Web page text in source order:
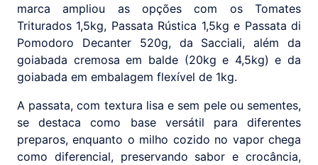
marca ampliou as opções com os Tomates
Triturados 1,5kg, Passata Rústica 1,5kg e Passata di
Pomodoro Decanter 520g, da Sacciali, além da
goiabada cremosa em balde (20kg e 4,5kg) e da
goiabada em embalagem flexível de 1kg.
A passata, com textura lisa e sem pele ou sementes,
se destaca como base versátil para diferentes
preparos, enquanto o milho cozido no vapor chega
como diferencial, preservando sabor e crocância,